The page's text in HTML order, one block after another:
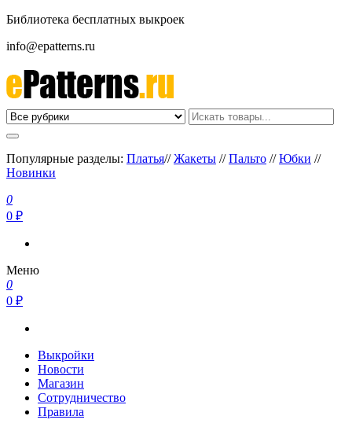
Библиотека бесплатных выкроек
info@epatterns.ru
Бесплатные выкройки скачать
Бесплатные выкройки
Популярные разделы: Платья//Жакеты //Пальто //Юбки //
Новинки
0
0 ₽
Меню
0
0 ₽
Выкройки
Новости
Магазин
Сотрудничество
Правила